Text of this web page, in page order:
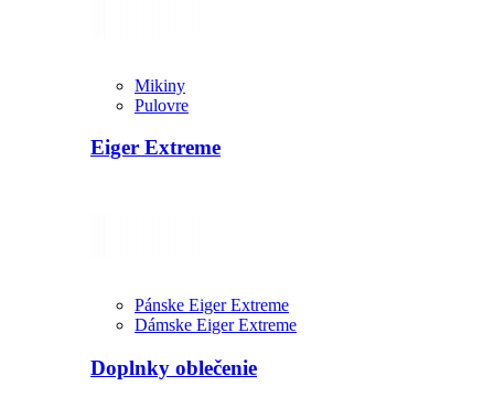
Mikiny
Pulovre
Eiger Extreme
Pánske Eiger Extreme
Dámske Eiger Extreme
Doplnky oblečenie